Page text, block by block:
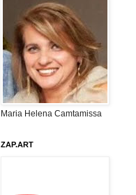
Maria Helena Camtamissa
ZAP.ART